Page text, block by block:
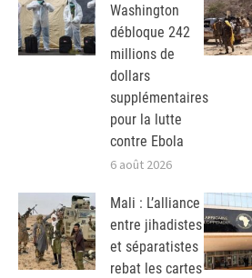
Washington
débloque 242
millions de
dollars
supplémentaires
pour la lutte
contre Ebola
6 août 2026
Mali : L’alliance
entre jihadistes
et séparatistes
rebat les cartes